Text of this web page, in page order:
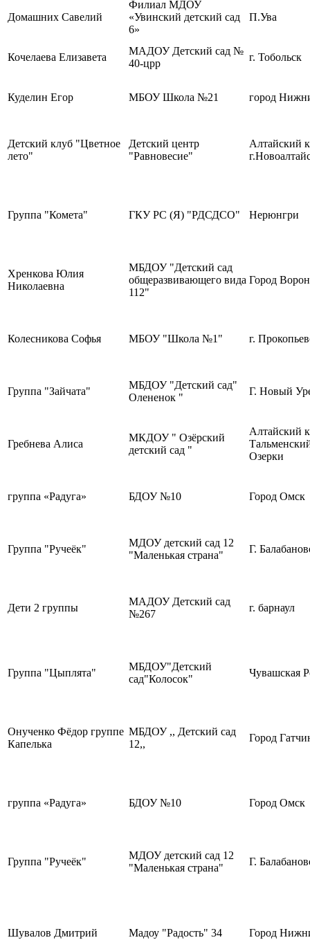
Домашних Савелий
Филиал МДОУ
«Увинский детский сад
6»
П.Ува
Кочелаева Елизавета
МАДОУ Детский сад №
40-црр
г. Тобольск
Куделин Егор МБОУ Школа №21 город
Детский клуб "Цветное
лето"
Детский центр
"Равновесие"
Алтайский
Группа "Комета" ГКУ РС (Я) "РДСДСО" Нерюнгри
Хренкова Юлия
Николаевна
МБДОУ "Детский сад
общеразвивающего вида
112"
Город
Колесникова Софья МБОУ "Школа №1" г.
Группа "Зайчата"
МБДОУ "Детский сад"
Олененок "
Г. Новый
Гребнева Алиса
МКДОУ " Озёрский
детский сад "
Алтайский
Озерки
группа «Радуга» БДОУ №10 Город Омск
Группа "Ручеёк"
МДОУ детский сад 12
"Маленькая страна"
Г.
Дети 2 группы
МАДОУ Детский сад
№267
г. барнаул
Группа "Цыплята"
МБДОУ"Детский
сад"Колосок"
Чувашская
Онученко Фёдор группе
Капелька
МБДОУ ,, Детский сад
12,,
Город
группа «Радуга» БДОУ №10 Город Омск
Группа "Ручеёк"
МДОУ детский сад 12
"Маленькая страна"
Г.
Шувалов Дмитрий Мадоу "Радость" 34 Город